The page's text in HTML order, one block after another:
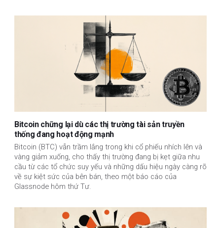
Bitcoin chững lại dù các thị trường tài sản truyền
thống đang hoạt động mạnh
Bitcoin (BTC) vẫn trầm lắng trong khi cổ phiếu nhích lên và
vàng giảm xuống, cho thấy thị trường đang bị kẹt giữa nhu
cầu từ các tổ chức suy yếu và những dấu hiệu ngày càng rõ
về sự kiệt sức của bên bán, theo một báo cáo của
Glassnode hôm thứ Tư.